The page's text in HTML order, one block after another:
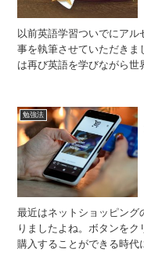
以前英語学習ついでにア
事を執筆させていただきま
は再び英語を学びながら
勉強法
最近はネットショッピング
りましたよね。ボタンを
購入することができる時代